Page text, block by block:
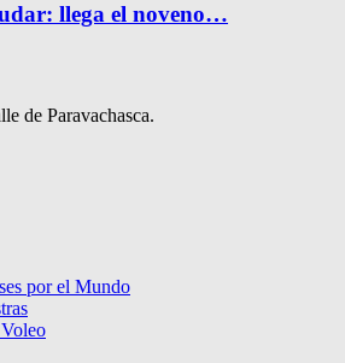
llega el noveno…
de Paravachasca.
por el Mundo